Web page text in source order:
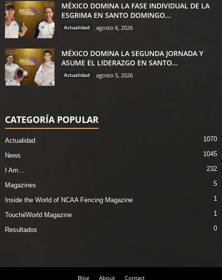
MÉXICO DOMINA LA FASE INDIVIDUAL DE LA
ESGRIMA EN SANTO DOMINGO...
Actualidad agosto 6, 2026
MÉXICO DOMINA LA SEGUNDA JORNADA Y
ASUME EL LIDERAZGO EN SANTO...
Actualidad agosto 5, 2026
CATEGORÍA POPULAR
Actualidad 1070
News 1045
I Am... 232
Magazines 5
Inside the World of NCAA Fencing Magazine 1
TouchéWorld Magazine 1
Resultados 0
Blog About Contact